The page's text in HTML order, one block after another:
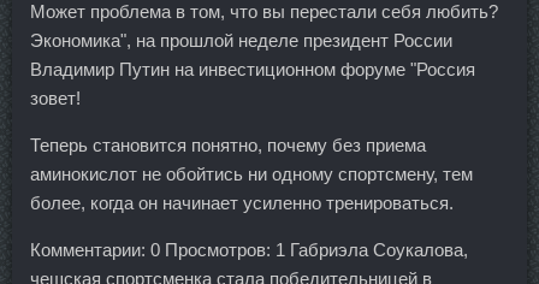
Может проблема в том, что вы перестали себя любить?
Экономика", на прошлой неделе президент России
Владимир Путин на инвестиционном форуме "Россия
зовет!
Теперь становится понятно, почему без приема
аминокислот не обойтись ни одному спортсмену, тем
более, когда он начинает усиленно тренироваться.
Комментарии: 0 Просмотров: 1 Габриэла Соукалова,
чешская спортсменка стала победительницей в